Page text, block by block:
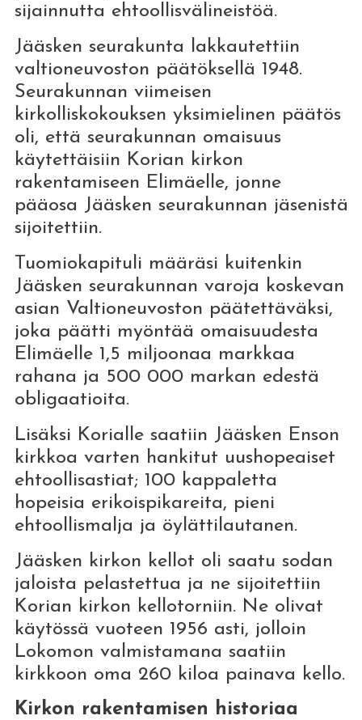
sijainnutta ehtoollisvälineistöä.
Jääsken seurakunta lakkautettiin
valtioneuvoston päätöksellä 1948.
Seurakunnan viimeisen
kirkolliskokouksen yksimielinen päätös
oli, että seurakunnan omaisuus
käytettäisiin Korian kirkon
rakentamiseen Elimäelle, jonne
pääosa Jääsken seurakunnan jäsenistä
sijoitettiin.
Tuomiokapituli määräsi kuitenkin
Jääsken seurakunnan varoja koskevan
asian Valtioneuvoston päätettäväksi,
joka päätti myöntää omaisuudesta
Elimäelle 1,5 miljoonaa markkaa
rahana ja 500 000 markan edestä
obligaatioita.
Lisäksi Korialle saatiin Jääsken Enson
kirkkoa varten hankitut uushopeaiset
ehtoollisastiat; 100 kappaletta
hopeisia erikoispikareita, pieni
ehtoollismalja ja öylättilautanen.
Jääsken kirkon kellot oli saatu sodan
jaloista pelastettua ja ne sijoitettiin
Korian kirkon kellotorniin. Ne olivat
käytössä vuoteen 1956 asti, jolloin
Lokomon valmistamana saatiin
kirkkoon oma 260 kiloa painava kello.
Kirkon rakentamisen historiaa